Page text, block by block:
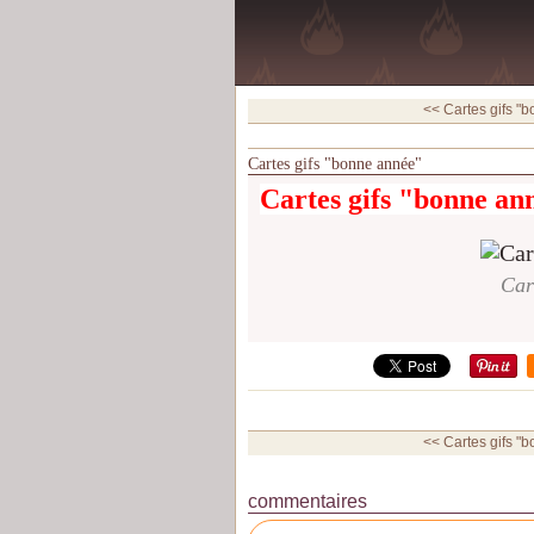
<< Cartes gifs
Cartes gifs "bonne année"
Cartes gifs "bonne
<< Cartes gifs
commentaires